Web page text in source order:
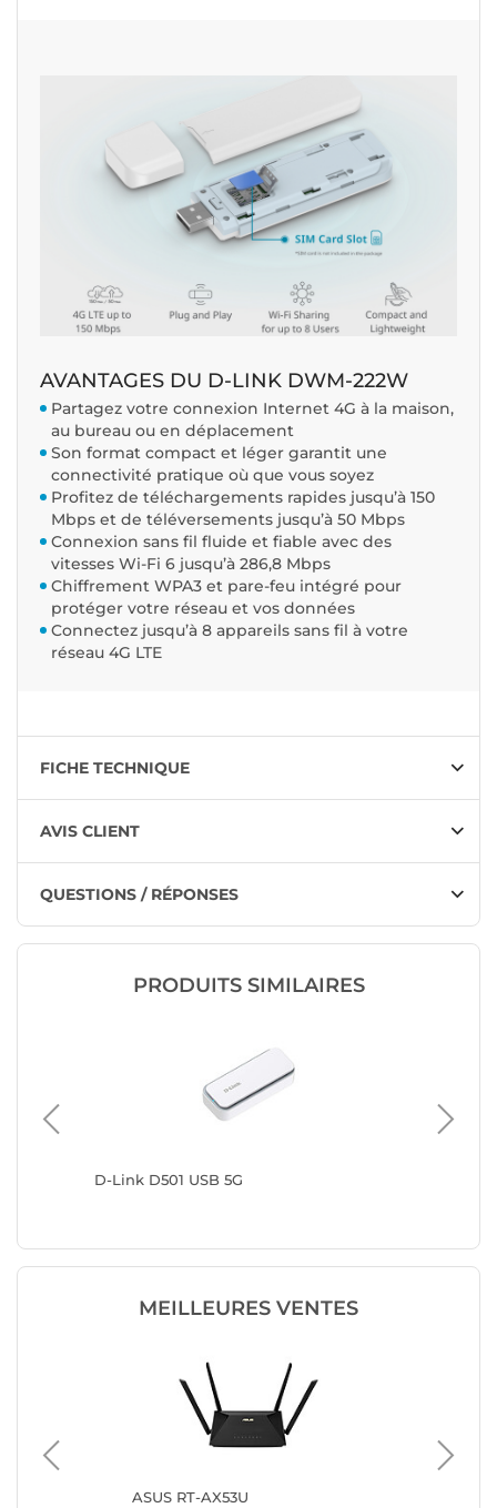
AVANTAGES DU D-LINK DWM-222W
Partagez votre connexion Internet 4G à la maison,
au bureau ou en déplacement
Son format compact et léger garantit une
connectivité pratique où que vous soyez
Profitez de téléchargements rapides jusqu’à 150
Mbps et de téléversements jusqu’à 50 Mbps
Connexion sans fil fluide et fiable avec des
vitesses Wi-Fi 6 jusqu’à 286,8 Mbps
Chiffrement WPA3 et pare-feu intégré pour
protéger votre réseau et vos données
Connectez jusqu’à 8 appareils sans fil à votre
réseau 4G LTE
FICHE TECHNIQUE
AVIS CLIENT
QUESTIONS / RÉPONSES
PRODUITS SIMILAIRES
D-Link D501 USB 5G
MEILLEURES VENTES
ASUS RT-AX53U